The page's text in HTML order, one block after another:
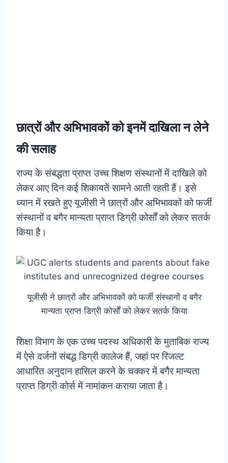
छात्रों और अभिभावकों को इनमें दाखिला न लेने
की सलाह
राज्य के संबद्धता प्राप्त उच्च शिक्षण संस्थानों में दाखिले को
लेकर आए दिन कई शिकायतें सामने आती रहती हैं। इसे
ध्यान में रखते हुए यूजीसी ने छात्रों और अभिभावकों को फर्जी
संस्थानों व बगैर मान्यता प्राप्त डिग्री कोर्सों को लेकर सतर्क
किया है।
यूजीसी ने छात्रों और अभिभावकों को फर्जी संस्थानों व बगैर
मान्यता प्राप्त डिग्री कोर्सों को लेकर सतर्क किया
शिक्षा विभाग के एक उच्च पदस्थ अधिकारी के मुताबिक राज्य
में ऐसे दर्जनों संबद्ध डिग्री कालेज हैं, जहां पर रिजल्ट
आधारित अनुदान हासिल करने के चक्कर में बगैर मान्यता
प्राप्त डिग्री कोर्स में नामांकन कराया जाता है।